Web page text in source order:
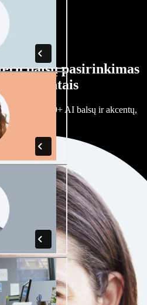
balsų pasirinkimas
akcentais
iš 100+ AI balsų ir akcentų,